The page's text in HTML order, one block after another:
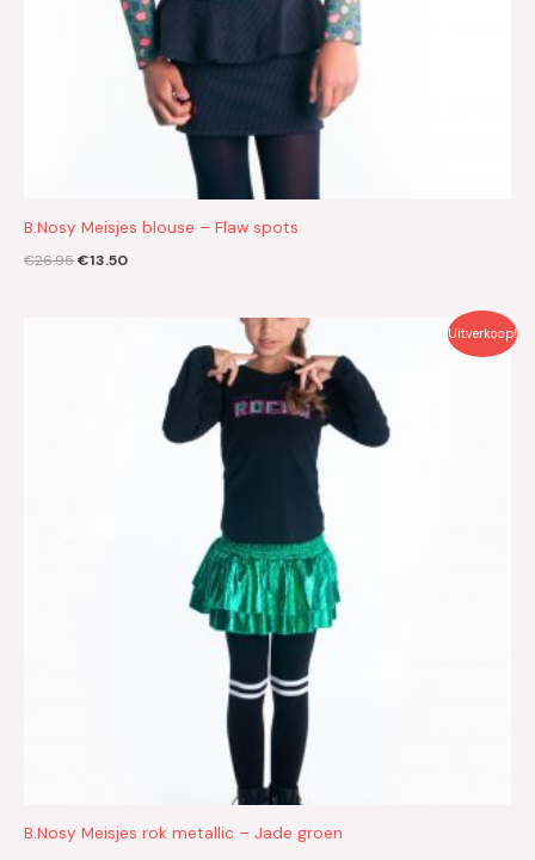
B.Nosy Meisjes blouse – Flaw spots
€26.95€13.50
Uitverkoop!
B.Nosy Meisjes rok metallic – Jade groen
€15.00.